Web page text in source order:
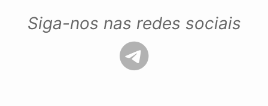
Siga-nos nas redes sociais